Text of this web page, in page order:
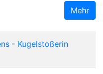
Mehr
- Kugelstoßerin